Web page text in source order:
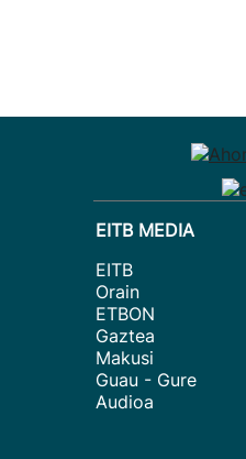
EITB MEDIA
EITB
Orain
ETBON
Gaztea
Makusi
Guau - Gure
Audioa